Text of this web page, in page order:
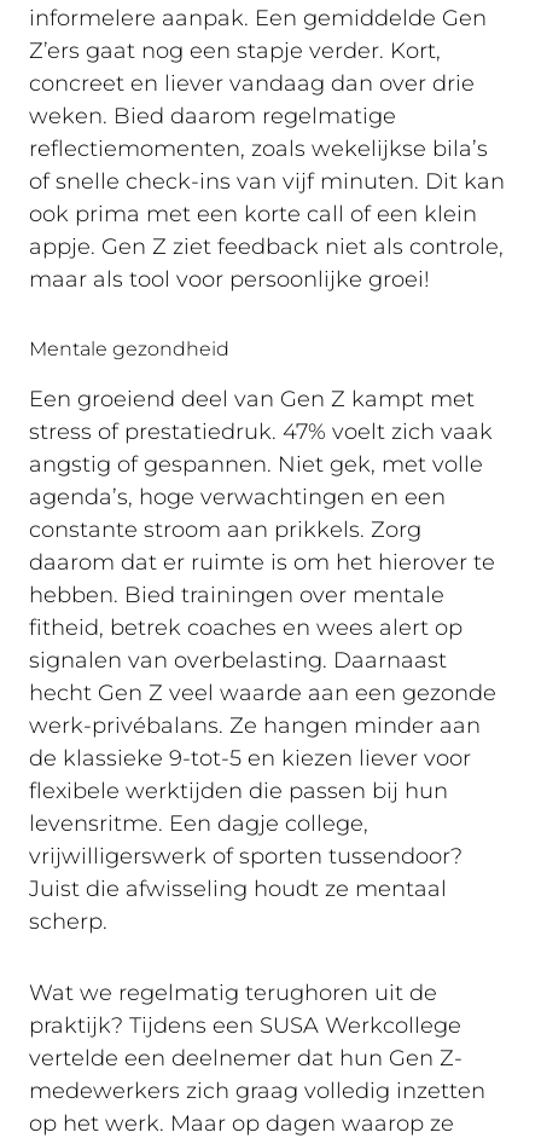
informelere aanpak. Een gemiddelde Gen
Z’ers gaat nog een stapje verder. Kort,
concreet en liever vandaag dan over drie
weken. Bied daarom regelmatige
reflectiemomenten, zoals wekelijkse bila’s
of snelle check-ins van vijf minuten. Dit kan
ook prima met een korte call of een klein
appje. Gen Z ziet feedback niet als controle,
maar als tool voor persoonlijke groei!
Mentale gezondheid
Een groeiend deel van Gen Z kampt met
stress of prestatiedruk. 47% voelt zich vaak
angstig of gespannen. Niet gek, met volle
agenda’s, hoge verwachtingen en een
constante stroom aan prikkels. Zorg
daarom dat er ruimte is om het hierover te
hebben. Bied trainingen over mentale
fitheid, betrek coaches en wees alert op
signalen van overbelasting. Daarnaast
hecht Gen Z veel waarde aan een gezonde
werk-privébalans. Ze hangen minder aan
de klassieke 9-tot-5 en kiezen liever voor
flexibele werktijden die passen bij hun
levensritme. Een dagje college,
vrijwilligerswerk of sporten tussendoor?
Juist die afwisseling houdt ze mentaal
scherp.
Wat we regelmatig terughoren uit de
praktijk? Tijdens een SUSA Werkcollege
vertelde een deelnemer dat hun Gen Z-
medewerkers zich graag volledig inzetten
op het werk. Maar op dagen waarop ze